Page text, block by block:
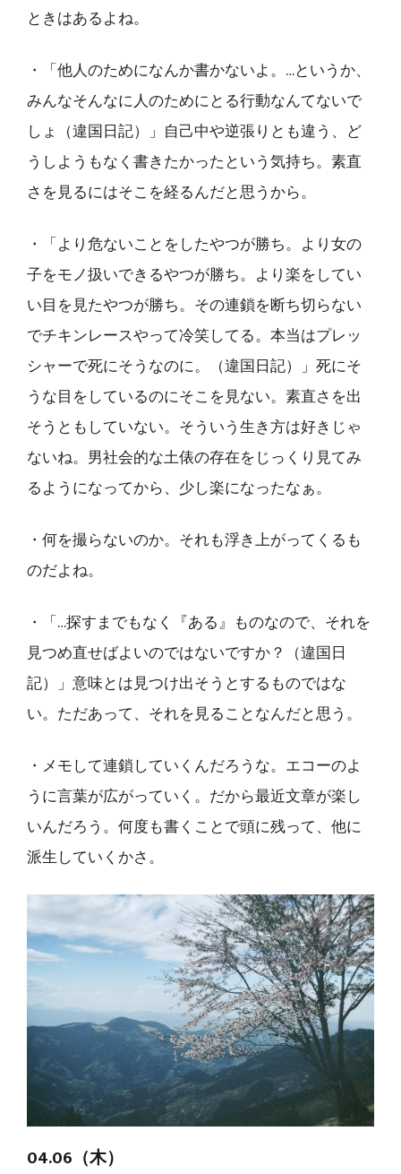
ときはあるよね。
・「他人のためになんか書かないよ。…というか、
みんなそんなに人のためにとる行動なんてないで
しょ（違国日記）」自己中や逆張りとも違う、ど
うしようもなく書きたかったという気持ち。素直
さを見るにはそこを経るんだと思うから。
・「より危ないことをしたやつが勝ち。より女の
子をモノ扱いできるやつが勝ち。より楽をしてい
い目を見たやつが勝ち。その連鎖を断ち切らない
でチキンレースやって冷笑してる。本当はプレッ
シャーで死にそうなのに。（違国日記）」死にそ
うな目をしているのにそこを見ない。素直さを出
そうともしていない。そういう生き方は好きじゃ
ないね。男社会的な土俵の存在をじっくり見てみ
るようになってから、少し楽になったなぁ。
・何を撮らないのか。それも浮き上がってくるも
のだよね。
・「…探すまでもなく『ある』ものなので、それを
見つめ直せばよいのではないですか？（違国日
記）」意味とは見つけ出そうとするものではな
い。ただあって、それを見ることなんだと思う。
・メモして連鎖していくんだろうな。エコーのよ
うに言葉が広がっていく。だから最近文章が楽し
いんだろう。何度も書くことで頭に残って、他に
派生していくかさ。
04.06（木）